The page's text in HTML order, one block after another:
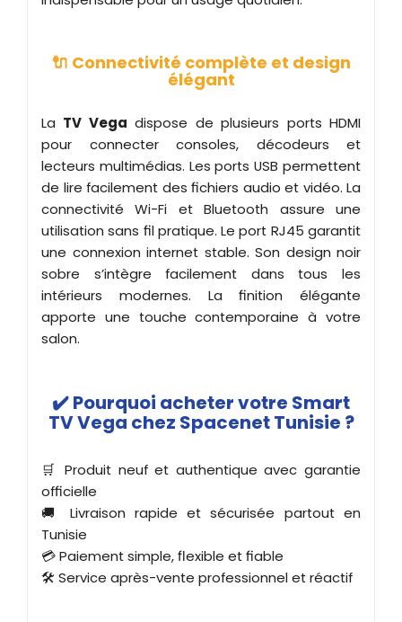
🔌 Connectivité complète et design
élégant
La TV Vega dispose de plusieurs ports HDMI
pour connecter consoles, décodeurs et
lecteurs multimédias. Les ports USB permettent
de lire facilement des fichiers audio et vidéo. La
connectivité Wi-Fi et Bluetooth assure une
utilisation sans fil pratique. Le port RJ45 garantit
une connexion internet stable. Son design noir
sobre s’intègre facilement dans tous les
intérieurs modernes. La finition élégante
apporte une touche contemporaine à votre
salon.
✔️ Pourquoi acheter votre Smart
TV Vega chez Spacenet Tunisie ?
🛒 Produit neuf et authentique avec garantie
officielle
🚚 Livraison rapide et sécurisée partout en
Tunisie
💳 Paiement simple, flexible et fiable
🛠️ Service après-vente professionnel et réactif